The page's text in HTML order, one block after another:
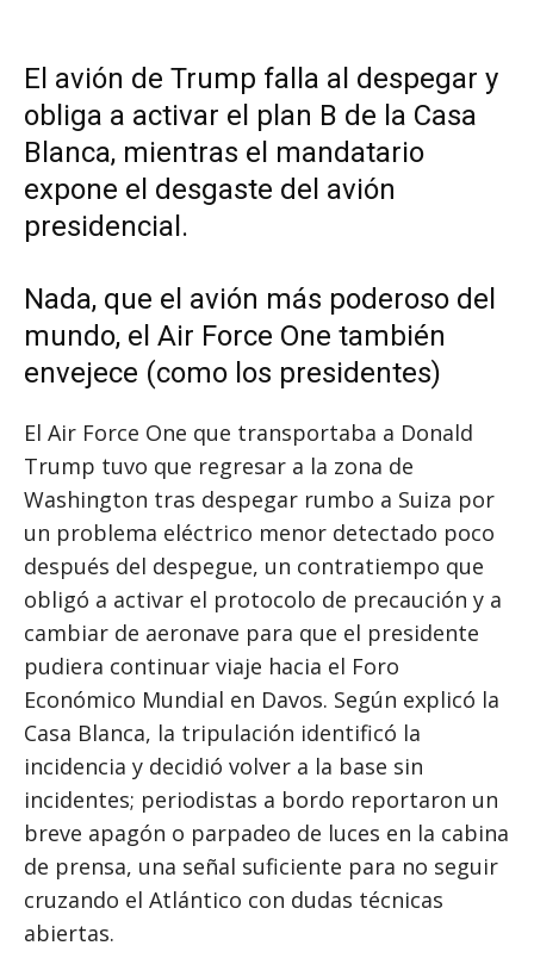
El avión de Trump falla al despegar y
obliga a activar el plan B de la Casa
Blanca, mientras el mandatario
expone el desgaste del avión
presidencial.
Nada, que el avión más poderoso del
mundo, el Air Force One también
envejece (como los presidentes)
El Air Force One que transportaba a Donald
Trump tuvo que regresar a la zona de
Washington tras despegar rumbo a Suiza por
un problema eléctrico menor detectado poco
después del despegue, un contratiempo que
obligó a activar el protocolo de precaución y a
cambiar de aeronave para que el presidente
pudiera continuar viaje hacia el Foro
Económico Mundial en Davos. Según explicó la
Casa Blanca, la tripulación identificó la
incidencia y decidió volver a la base sin
incidentes; periodistas a bordo reportaron un
breve apagón o parpadeo de luces en la cabina
de prensa, una señal suficiente para no seguir
cruzando el Atlántico con dudas técnicas
abiertas.